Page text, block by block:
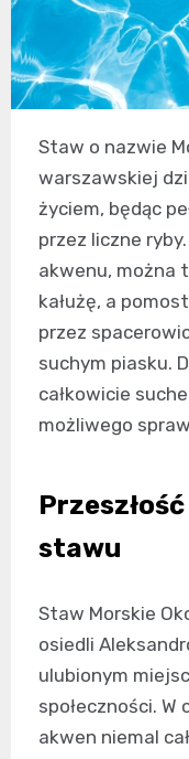
Staw o nazwie
warszawskiej
życiem, będąc
przez liczne
akwenu, można
kałużę, a
przez
suchym piasku.
całkowicie
możliwego
stawu
Staw Morskie
osiedli
ulubionym
społeczności.
akwen niemal